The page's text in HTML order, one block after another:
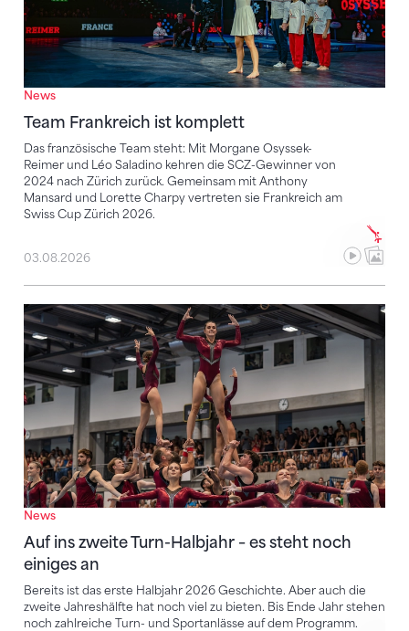
News
Team Frankreich ist komplett
Das französische Team steht: Mit Morgane Osyssek-
Reimer und Léo Saladino kehren die SCZ-Gewinner von
2024 nach Zürich zurück. Gemeinsam mit Anthony
Mansard und Lorette Charpy vertreten sie Frankreich am
Swiss Cup Zürich 2026.
03.08.2026
News
Auf ins zweite Turn-Halbjahr – es steht noch
einiges an
Bereits ist das erste Halbjahr 2026 Geschichte. Aber auch die
zweite Jahreshälfte hat noch viel zu bieten. Bis Ende Jahr stehen
noch zahlreiche Turn- und Sportanlässe auf dem Programm.
Auf ins zweite Turn-Halbjahr – es steht noch einiges